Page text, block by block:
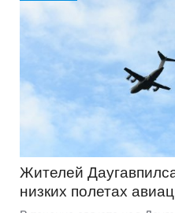
Жителей
низких полетах